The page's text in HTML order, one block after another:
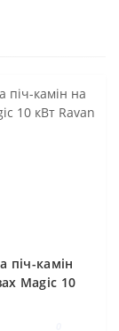
піч-камін
Magic 10